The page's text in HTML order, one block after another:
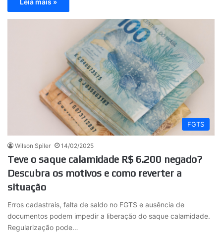
Leia mais »
FGTS
Wilson Spiler 14/02/2025
Teve o saque calamidade R$ 6.200 negado?
Descubra os motivos e como reverter a
situação
Erros cadastrais, falta de saldo no FGTS e ausência de
documentos podem impedir a liberação do saque calamidade.
Regularização pode…